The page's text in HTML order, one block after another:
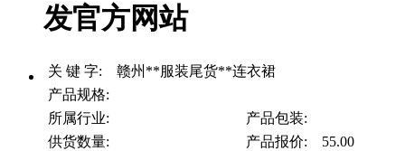
发官方网站
关 键 字: 赣州**服装尾货**连衣裙
产品规格:
所属行业:
产品包装:
供货数量:
产品报价: 55.00